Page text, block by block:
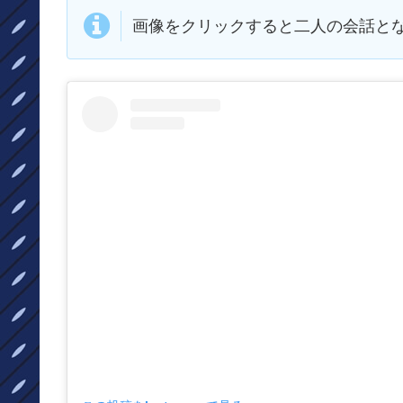
画像をクリックすると二人の会話と